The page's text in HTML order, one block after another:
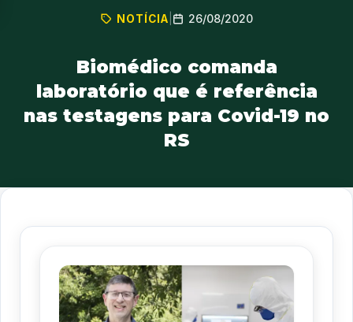
NOTÍCIA 26/08/2020
Biomédico comanda
laboratório que é referência
nas testagens para Covid-19 no
RS